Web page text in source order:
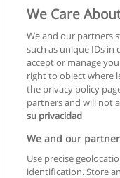
Антикризисное
Московский
+
We Care
We and our partners
such as unique IDs in
accept or manage
right to object where
the privacy policy
partners and will not
su privacidad
We and our
Use precise
identification. Store